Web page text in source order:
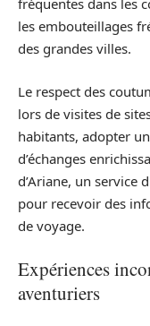
fréquentes dans les
les embouteillages
des grandes villes.
Le respect des
lors de visites de
habitants, adopter
d’échanges
d’Ariane, un service
pour recevoir des
de voyage.
Expériences
aventuriers